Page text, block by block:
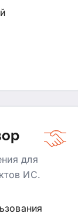
для
ИС.